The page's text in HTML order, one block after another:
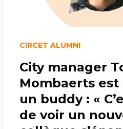
CIRCET ALUMNI
City manager
Mombaerts est
un buddy : «
de voir un